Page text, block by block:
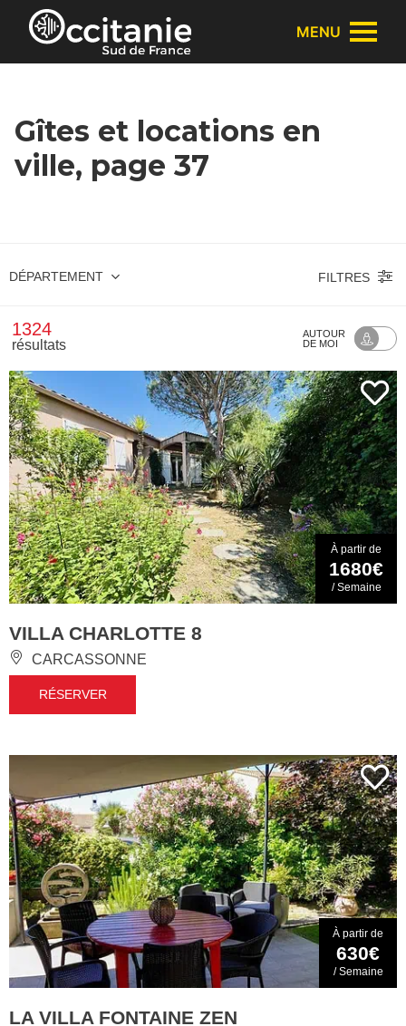
Panneau de gestion des cookies
MENU
Gîtes et locations en
ville, page 37
DÉPARTEMENT FILTRES
1324
résultats
AUTOUR
DE MOI
À partir de
1680€
/ Semaine
VILLA CHARLOTTE 8
CARCASSONNE
RÉSERVER
À partir de
630€
/ Semaine
LA VILLA FONTAINE ZEN